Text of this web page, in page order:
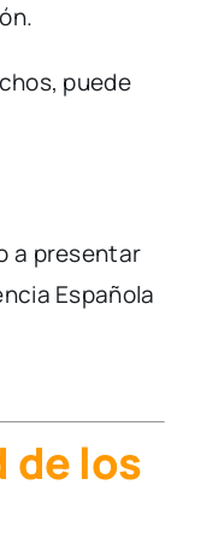
puede
a presentar
Española
de los